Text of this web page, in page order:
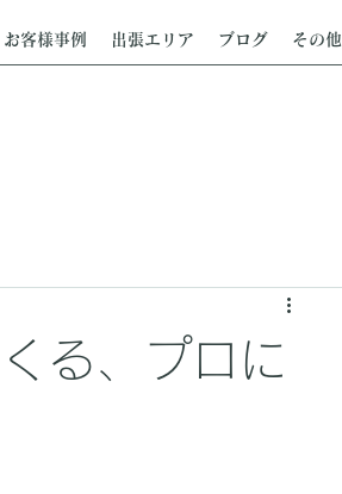
お客様事例 出張エリア ブログ その他
る、プロに